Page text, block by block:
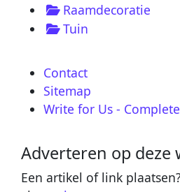
Raamdecoratie
Tuin
Contact
Sitemap
Write for Us -
Adverteren op deze
Een artikel of link